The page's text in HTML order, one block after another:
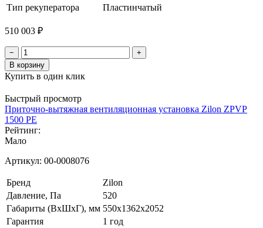
Тип рекуператора
Пластинчатый
510 003 ₽
−
+
В корзину
Купить в один клик
Быстрый просмотр
Приточно-вытяжная вентиляционная установка Zilon ZPVP
1500 PE
Рейтинг:
Мало
Артикул: 00-0008076
Бренд
Zilon
Давление, Па
520
Габариты (ВхШхГ), мм 550х1362х2052
Гарантия
1 год